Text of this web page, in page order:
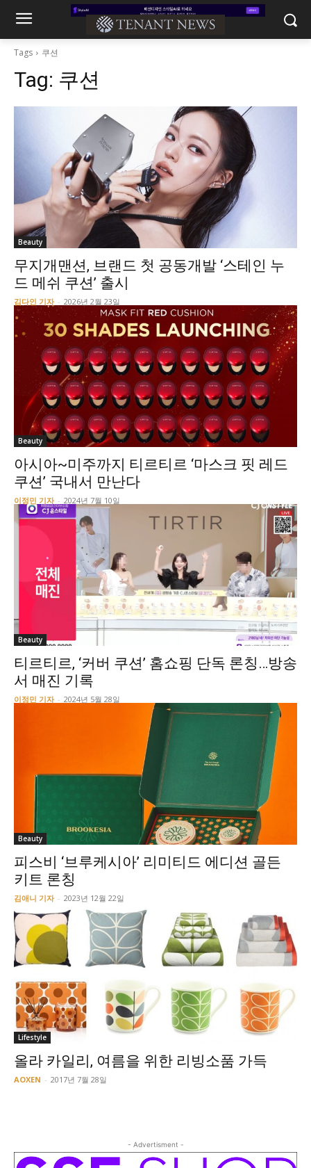
Tags 쿠션
Tag: 쿠션
Beauty
무지개맨션, 브랜드 첫 공동개발 ‘스테인 누
드 메쉬 쿠션’ 출시
김다인 기자 - 2026년 2월 23일
Beauty
아시아~미주까지 티르티르 ‘마스크 핏 레드
쿠션’ 국내서 만난다
이정민 기자 - 2024년 7월 10일
Beauty
티르티르, ‘커버 쿠션’ 홈쇼핑 단독 론칭…방송
서 매진 기록
이정민 기자 - 2024년 5월 28일
Beauty
피스비 ‘브루케시아’ 리미티드 에디션 골든
키트 론칭
김애니 기자 - 2023년 12월 22일
Lifestyle
올라 카일리, 여름을 위한 리빙소품 가득
AOXEN - 2017년 7월 28일
- Advertisment -